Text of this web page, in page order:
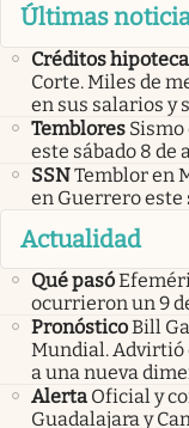
Últimas
Créditos
Corte. Miles de
en sus salarios y
Temblores Sismo
este sábado 8 de
SSNTemblor en
en Guerrero este
Actualidad
Qué pasó
ocurrieron un 9
PronósticoBill
Mundial. Advirtió
a una nueva
Alerta Oficial y
Guadalajara y